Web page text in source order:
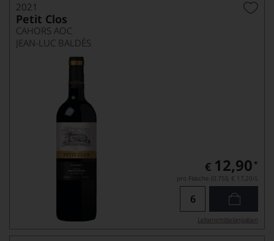
2021
Petit Clos
CAHORS AOC
JEAN-LUC BALDÈS
€ 12,90 *
pro Flasche (0.75l), € 17,20/L
Lebensmittel­angaben